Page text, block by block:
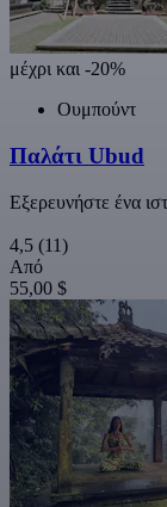
μέχρι και -20%
Ουμπούντ
Παλάτι Ubud
Εξερευνήστε ένα
4,5 (11)
Από
55,00 $